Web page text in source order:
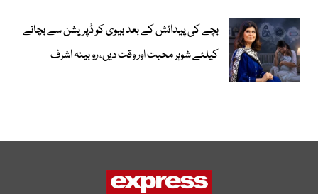
بچے کی پیدائش کے بعد بیوی کو ڈپریشن سے بچانے
کیلئے شوہر محبت اور وقت دیں، روبینہ اشرف